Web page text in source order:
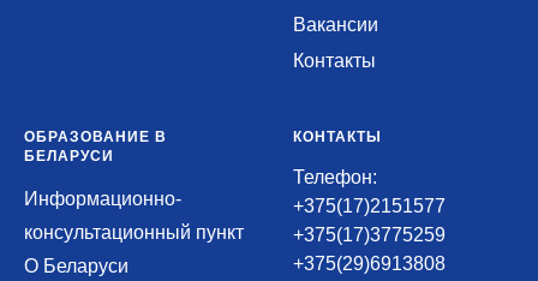
Вакансии
Контакты
ОБРАЗОВАНИЕ В
БЕЛАРУСИ
Информационно-
консультационный пункт
О Беларуси
КОНТАКТЫ
Телефон:
+375(17)2151577
+375(17)3775259
+375(29)6913808